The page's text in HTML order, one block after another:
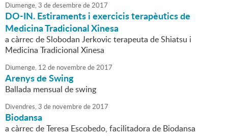
Diumenge,3 dedesembrede2017
DO-IN. Estiraments i exercicis terapèutics de
Medicina Tradicional Xinesa
a càrrec de Slobodan Jerkovic terapeuta de Shiatsu i
Medicina Tradicional Xinesa
Diumenge, 12 de novembrede2017
Arenys de Swing
Ballada mensual de swing
Divendres,3 de novembrede2017
Biodansa
a càrrec de Teresa Escobedo, facilitadora de Biodansa